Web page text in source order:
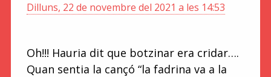
Dilluns, 22 de novembre del 2021 a les 14:53
Oh!!! Hauria dit que botzinar era cridar….
Quan sentia la cançó “la fadrina va a la